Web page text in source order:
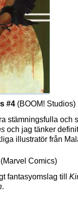
#4(BOOM! Studios)
stämningsfulla och
och jag tänker
illustratör från
(Marvel Comics)
fantasyomslag till
.